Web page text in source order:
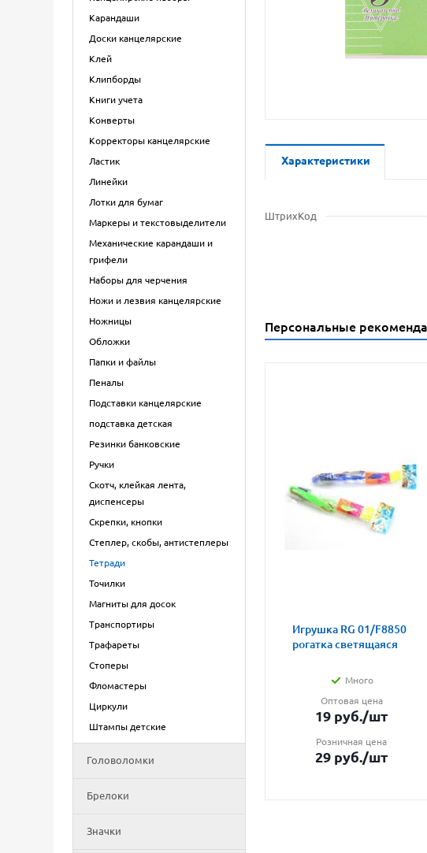
Карандаши
Доски канцелярские
Клей
Клипборды
Книги учета
Конверты
Корректоры канцелярские
Ластик
Линейки
Лотки для бумаг
Маркеры и текстовыделители
Механические карандаши и
грифели
Наборы для черчения
Ножи и лезвия канцелярские
Ножницы
Обложки
Папки и файлы
Пеналы
Подставки канцелярские
подставка детская
Резинки банковские
Ручки
Скотч, клейкая лента,
диспенсеры
Скрепки, кнопки
Степлер, скобы, антистеплеры
Тетради
Точилки
Магниты для досок
Транспортиры
Трафареты
Стоперы
Фломастеры
Циркули
Штампы детские
Головоломки
Брелоки
Значки
Характеристики
ШтрихКод
Персональные
Игрушка RG 01/F8850
рогатка светящаяся
Много
Оптовая цена
19 руб./шт
Розничная цена
29 руб./шт